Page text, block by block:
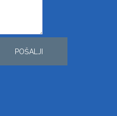
POŠALJI